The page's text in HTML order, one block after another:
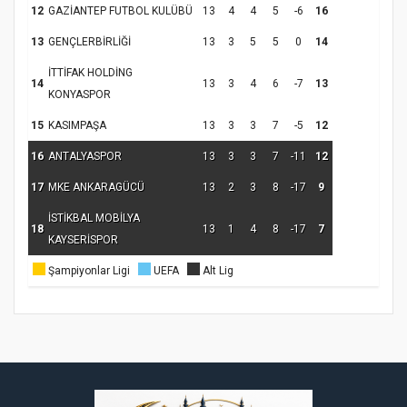
Türkiye’de insanlar dinle bağlarını
12 GAZİANTEP FUTBOL KULÜBÜ 13 4 4 5 -6 16
13 GENÇLERBİRLİĞİ 13 3 5 5 0 14
14
İTTİFAK HOLDİNG
KONYASPOR
13 3 4 6 -7 13
15 KASIMPAŞA 13 3 3 7 -5 12
16 ANTALYASPOR 13 3 3 7 -11 12
17 MKE ANKARAGÜCÜ 13 2 3 8 -17 9
18
İSTİKBAL MOBİLYA
KAYSERİSPOR
13 1 4 8 -17 7
Şampiyonlar Ligi UEFA Alt Lig